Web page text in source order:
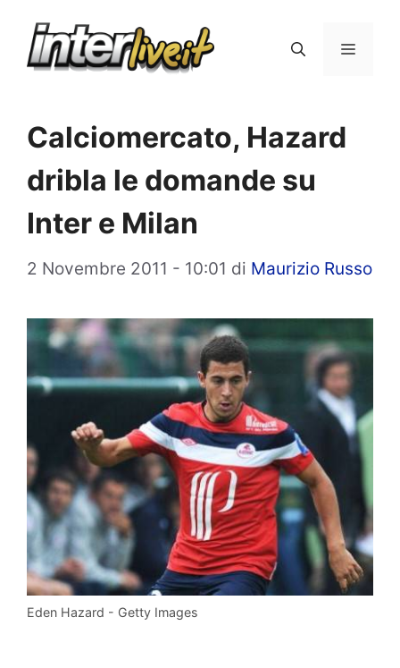
Menu
Calciomercato, Hazard
dribla le domande su
Inter e Milan
2 Novembre 2011 - 10:01 di Maurizio Russo
Eden Hazard - Getty Images